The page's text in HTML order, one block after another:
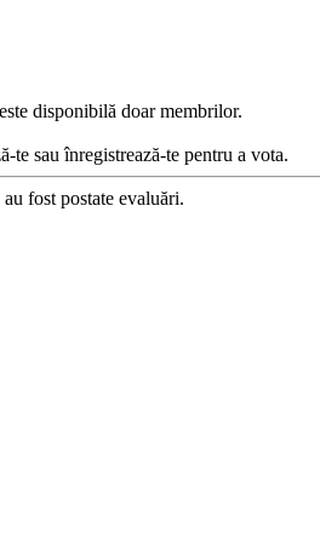
disponibilă doar membrilor.
te sau înregistrează-te pentru a vota.
fost postate evaluări.